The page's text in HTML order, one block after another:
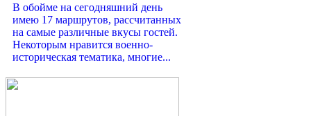
В обойме на сегодняшний день
имею 17 маршрутов, рассчитанных
на самые различные вкусы гостей.
Некоторым нравится военно-
историческая тематика, многие...